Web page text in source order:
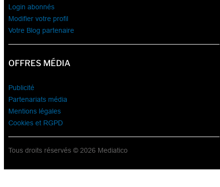
Login abonnés
Modifier votre profil
Votre Blog partenaire
OFFRES MÉDIA
Publicité
Partenariats média
Mentions légales
Cookies et RGPD
Tous droits réservés © 2026 Mediatico